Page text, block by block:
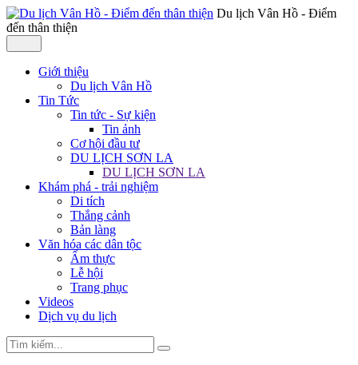
Du lịch Vân Hồ - Điểm
đến thân thiện
Giới thiệu
Du lịch Vân Hồ
Tin Tức
Tin tức - Sự kiện
Tin ảnh
Cơ hội đầu tư
DU LỊCH SƠN LA
DU LỊCH SƠN LA
Khám phá - trải nghiệm
Di tích
Thắng cảnh
Bản làng
Văn hóa các dân tộc
Ẩm thực
Lễ hội
Trang phục
Videos
Dịch vụ du lịch